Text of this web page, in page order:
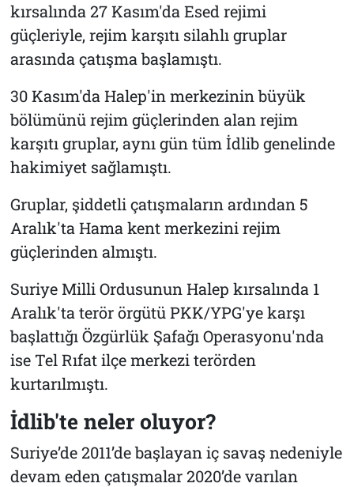
kırsalında 27 Kasım'da Esed rejimi
güçleriyle, rejim karşıtı silahlı gruplar
arasında çatışma başlamıştı.
30 Kasım'da Halep'in merkezinin büyük
bölümünü rejim güçlerinden alan rejim
karşıtı gruplar, aynı gün tüm İdlib genelinde
hakimiyet sağlamıştı.
Gruplar, şiddetli çatışmaların ardından 5
Aralık'ta Hama kent merkezini rejim
güçlerinden almıştı.
Suriye Milli Ordusunun Halep kırsalında 1
Aralık'ta terör örgütü PKK/YPG'ye karşı
başlattığı Özgürlük Şafağı Operasyonu'nda
ise Tel Rıfat ilçe merkezi terörden
kurtarılmıştı.
İdlib'te neler oluyor?
Suriye’de 2011’de başlayan iç savaş nedeniyle
devam eden çatışmalar 2020’de varılan